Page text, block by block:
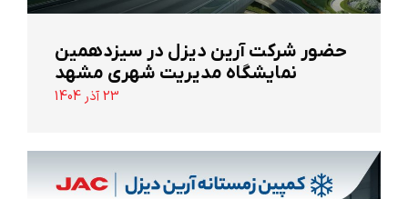
حضور شرکت آرین ‌دیزل در سیزدهمین
نمایشگاه مدیریت شهری مشهد
23 آذر 1404